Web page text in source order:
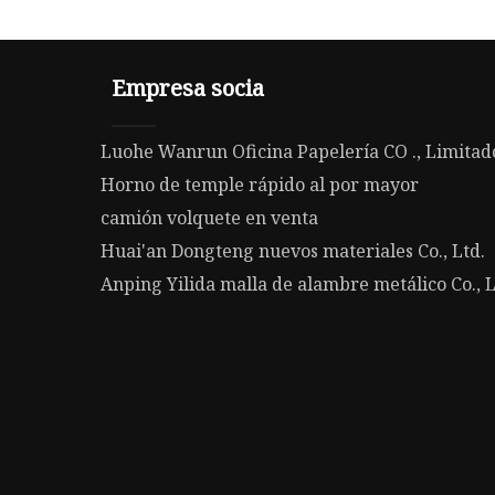
Empresa socia
Luohe Wanrun Oficina Papelería CO .,
Horno de temple rápido al por mayor
camión volquete en venta
Huai'an Dongteng nuevos materiales Co., Ltd.
Anping Yilida malla de alambre metálico Co.,